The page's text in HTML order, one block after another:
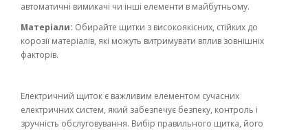
автоматичні вимикачі чи інші елементи в майбутньому.
Матеріали: Обирайте щитки з високоякісних, стійких до
корозії матеріалів, які можуть витримувати вплив зовнішніх
факторів.
Електричний щиток є важливим елементом сучасних
електричних систем, який забезпечує безпеку, контроль і
зручність обслуговування. Вибір правильного щитка, його